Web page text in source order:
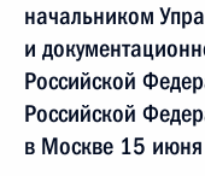
начальником
и
Российской
Российской
в Москве 15